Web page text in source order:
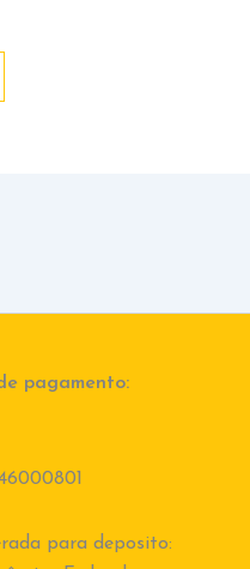
pagamento:
para deposito: